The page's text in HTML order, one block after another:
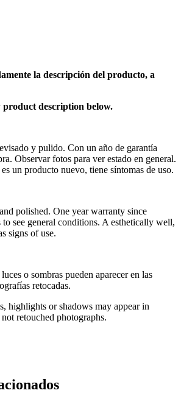
la descripción del producto, a
product description below.
y pulido. Con un año de garantía
Observar fotos para ver estado en general.
un producto nuevo, tiene síntomas de uso.
polished. One year warranty since
see general conditions. A esthetically well,
signs of use.
o sombras pueden aparecer en las
retocadas.
highlights or shadows may appear in
retouched photographs.